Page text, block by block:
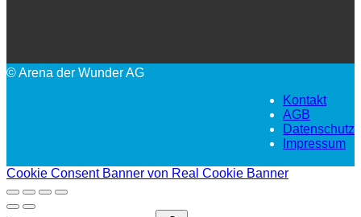
© Arena der Wunder AG
Kontakt
AGB
Datenschutz
Impressum
Cookie Consent Banner von Real Cookie Banner